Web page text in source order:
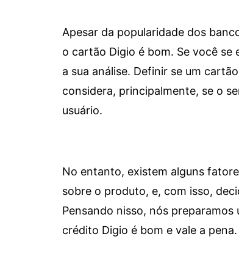
Apesar da popularidade dos
o cartão Digio é bom. Se você
a sua análise. Definir se um
considera, principalmente, se o
usuário.
No entanto, existem alguns
sobre o produto, e, com isso,
Pensando nisso, nós
crédito Digio é bom e vale a pena.